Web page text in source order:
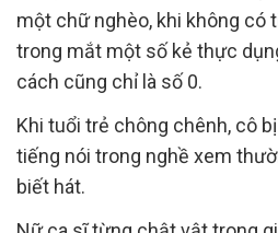
một chữ nghèo, khi không có
trong mắt một số kẻ thực
cách cũng chỉ là số 0.
Khi tuổi trẻ chông chênh, cô
tiếng nói trong nghề xem
biết hát.